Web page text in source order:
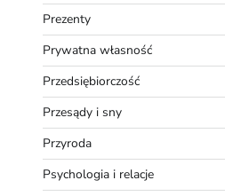
Prezenty
Prywatna własność
Przedsiębiorczość
Przesądy i sny
Przyroda
Psychologia i relacje